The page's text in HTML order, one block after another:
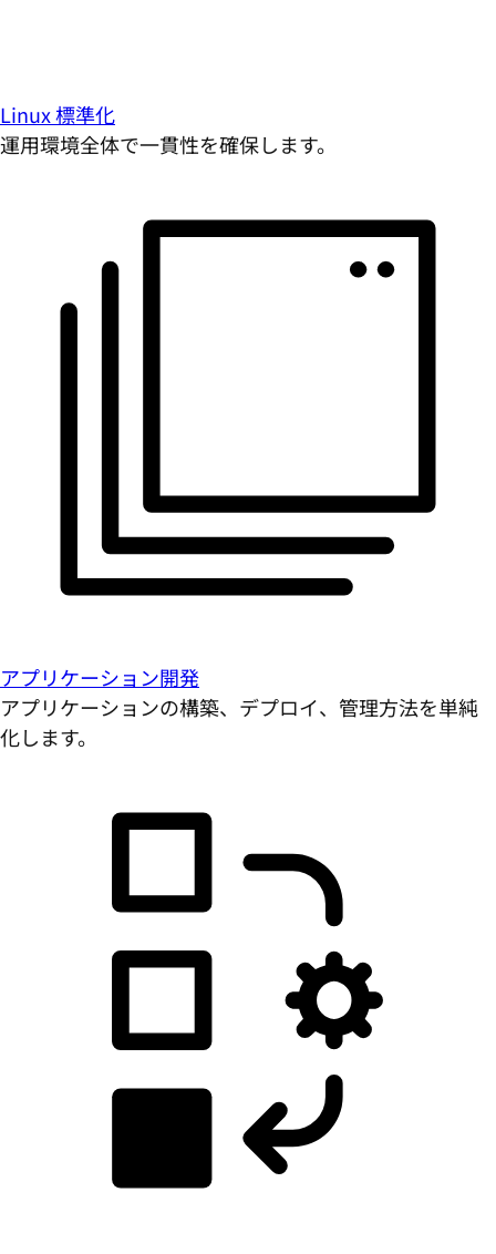
Linux 標準化
運用環境全体で一貫性を確保します。
アプリケーション開発
アプリケーションの構築、デプロイ、管理方法を単純
化します。